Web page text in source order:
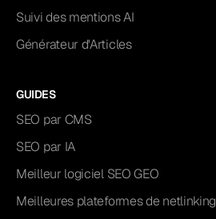
Suivi des mentions AI
Générateur d'Articles
GUIDES
SEO par CMS
SEO par IA
Meilleur logiciel SEO GEO
Meilleures plateformes de netlinking